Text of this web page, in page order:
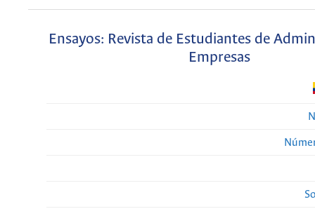
Ensayos: Revista de Estudiantes de
Empresas